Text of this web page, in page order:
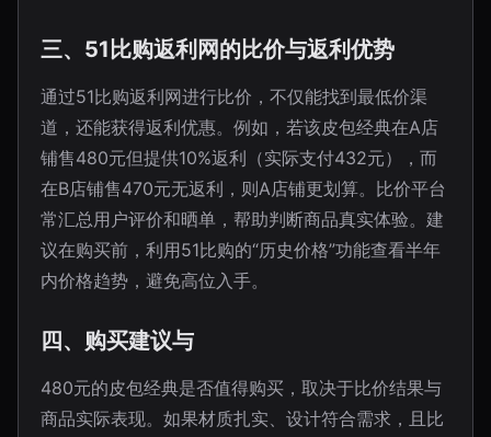
三、51比购返利网的比价与返利优势
通过51比购返利网进行比价，不仅能找到最低价渠
道，还能获得返利优惠。例如，若该皮包经典在A店
铺售480元但提供10%返利（实际支付432元），而
在B店铺售470元无返利，则A店铺更划算。比价平台
常汇总用户评价和晒单，帮助判断商品真实体验。建
议在购买前，利用51比购的“历史价格”功能查看半年
内价格趋势，避免高位入手。
四、购买建议与
480元的皮包经典是否值得购买，取决于比价结果与
商品实际表现。如果材质扎实、设计符合需求，且比